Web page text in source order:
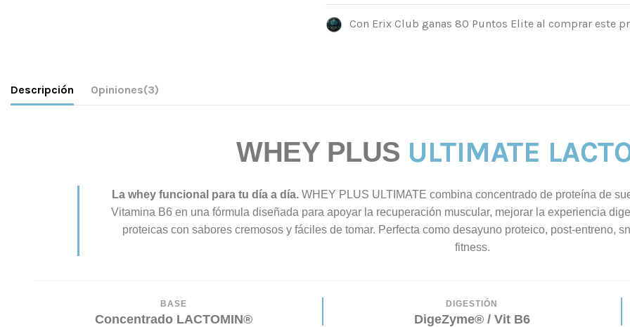
Con Erix Club ganas 80 Puntos Elite al comprar este
Descripción Opiniones(3)
WHEY PLUS ULTIMATE
La whey funcional para tu día a día. WHEY PLUS ULTIMATE combina concentrado de proteína de
Vitamina B6 en una fórmula diseñada para apoyar la recuperación muscular, mejorar la experiencia
proteicas con sabores cremosos y fáciles de tomar. Perfecta como desayuno proteico, post-entreno,
fitness.
BASE
Concentrado LACTOMIN®
DIGESTIÓN
DigeZyme® / Vit B6